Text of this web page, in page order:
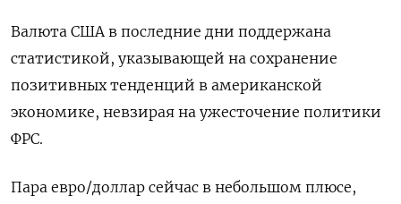
Валюта США в последние дни поддержана
статистикой, указывающей на сохранение
позитивных тенденций в американской
экономике, невзирая на ужесточение политики
ФРС.
Пара евро/доллар сейчас в небольшом плюсе,